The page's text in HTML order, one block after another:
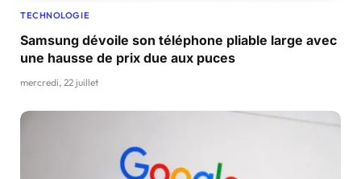
TECHNOLOGIE
Samsung dévoile son téléphone pliable large avec
une hausse de prix due aux puces
mercredi, 22 juillet